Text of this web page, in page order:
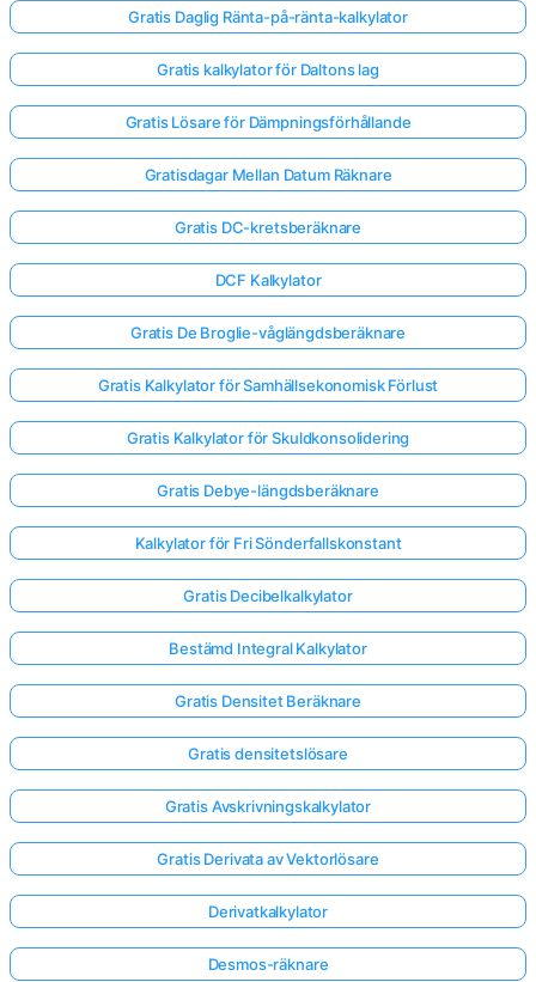
Gratis Daglig Ränta-på-ränta-kalkylator
Gratis kalkylator för Daltons lag
Gratis Lösare för Dämpningsförhållande
Gratisdagar Mellan Datum Räknare
Gratis DC-kretsberäknare
DCF Kalkylator
Gratis De Broglie-våglängdsberäknare
Gratis Kalkylator för Samhällsekonomisk Förlust
Gratis Kalkylator för Skuldkonsolidering
Gratis Debye-längdsberäknare
Kalkylator för Fri Sönderfallskonstant
Gratis Decibelkalkylator
Bestämd Integral Kalkylator
Gratis Densitet Beräknare
Gratis densitetslösare
Gratis Avskrivningskalkylator
Gratis Derivata av Vektorlösare
Derivatkalkylator
Desmos-räknare